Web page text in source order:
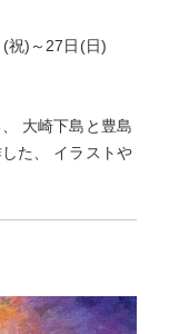
祝)～27日(日)
大崎下島と豊島
た、 イラストや